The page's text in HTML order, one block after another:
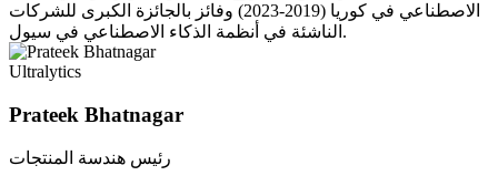
الاصطناعي في كوريا (2019-2023) وفائز بالجائزة الكبرى للشركات
الناشئة في أنظمة الذكاء الاصطناعي في سيول.
Ultralytics
Prateek Bhatnagar
رئيس هندسة المنتجات